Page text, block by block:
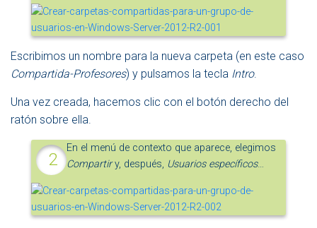
Escribimos un nombre para la nueva carpeta (en este caso
Compartida-Profesores) y pulsamos la tecla Intro.
Una vez creada, hacemos clic con el botón derecho del
ratón sobre ella.
En el menú de contexto que aparece, elegimos
Compartiry, después, Usuarios específicos…